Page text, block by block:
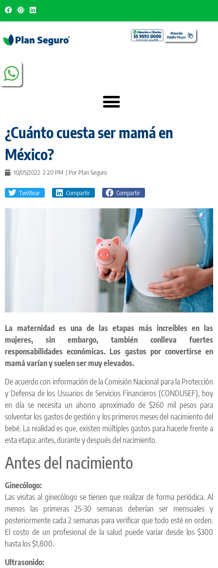
¿Cuánto cuesta ser mamá en
México?
10/05/2022 2:20 PM / Por Plan Seguro
Twittear Compartir Compartir
La maternidad es una de las etapas más increíbles en las
mujeres, sin embargo, también conlleva fuertes
responsabilidades económicas. Los gastos por convertirse en
mamá varían y suelen ser muy elevados.
De acuerdo con información de la Comisión Nacional para la Protección
y Defensa de los Usuarios de Servicios Financieros (CONDUSEF), hoy
en día se necesita un ahorro aproximado de $260 mil pesos para
solventar los gastos de gestión y los primeros meses del nacimiento del
bebé. La realidad es que, existen múltiples gastos para hacerle frente a
esta etapa: antes, durante y después del nacimiento.
Antes del nacimiento
Ginecólogo:
Las visitas al ginecólogo se tienen que realizar de forma periódica. Al
menos las primeras 25-30 semanas deberían ser mensuales y
posteriormente cada 2 semanas para verificar que todo esté en orden.
El costo de un profesional de la salud puede variar desde los $300
hasta los $1,800.
Ultrasonido: